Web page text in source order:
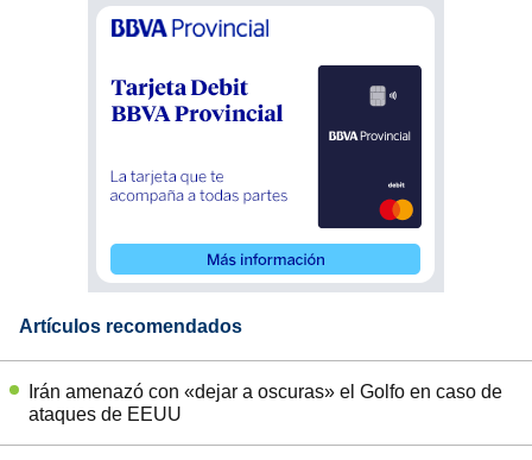
Artículos recomendados
Irán amenazó con «dejar a oscuras» el Golfo en caso de
ataques de EEUU